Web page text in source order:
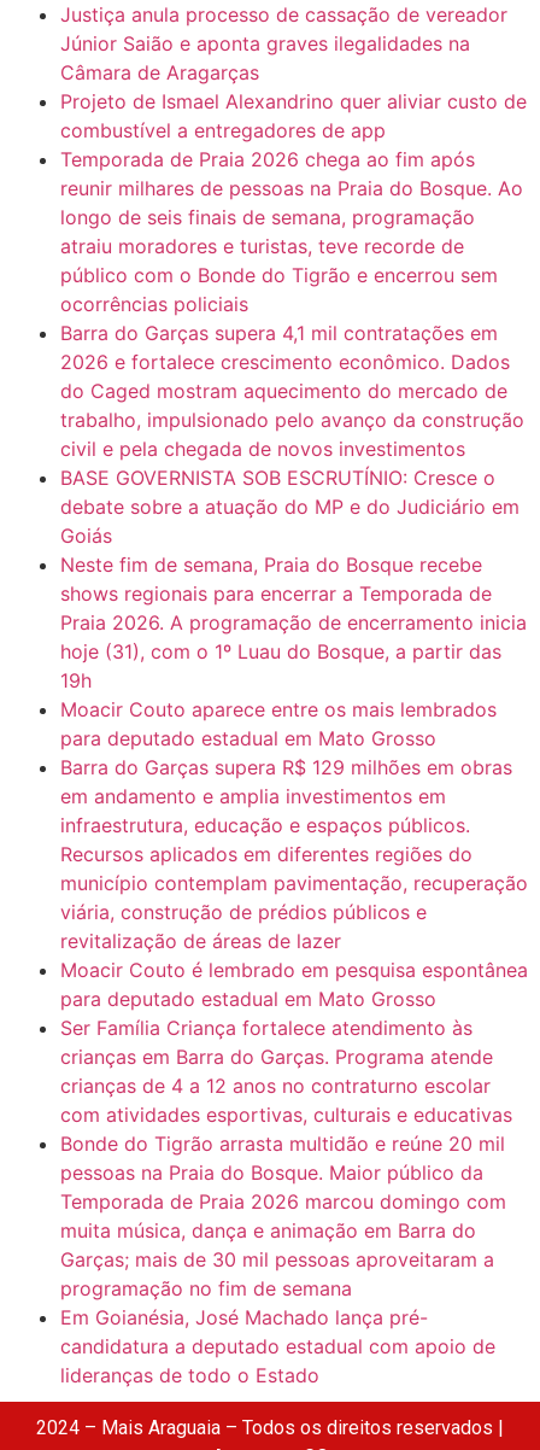
Justiça anula processo de cassação de vereador
Júnior Saião e aponta graves ilegalidades na
Câmara de Aragarças
Projeto de Ismael Alexandrino quer aliviar custo de
combustível a entregadores de app
Temporada de Praia 2026 chega ao fim após
reunir milhares de pessoas na Praia do Bosque. Ao
longo de seis finais de semana, programação
atraiu moradores e turistas, teve recorde de
público com o Bonde do Tigrão e encerrou sem
ocorrências policiais
Barra do Garças supera 4,1 mil contratações em
2026 e fortalece crescimento econômico. Dados
do Caged mostram aquecimento do mercado de
trabalho, impulsionado pelo avanço da construção
civil e pela chegada de novos investimentos
BASE GOVERNISTA SOB ESCRUTÍNIO: Cresce o
debate sobre a atuação do MP e do Judiciário em
Goiás
Neste fim de semana, Praia do Bosque recebe
shows regionais para encerrar a Temporada de
Praia 2026. A programação de encerramento inicia
hoje (31), com o 1º Luau do Bosque, a partir das
19h
Moacir Couto aparece entre os mais lembrados
para deputado estadual em Mato Grosso
Barra do Garças supera R$ 129 milhões em obras
em andamento e amplia investimentos em
infraestrutura, educação e espaços públicos.
Recursos aplicados em diferentes regiões do
município contemplam pavimentação, recuperação
viária, construção de prédios públicos e
revitalização de áreas de lazer
Moacir Couto é lembrado em pesquisa espontânea
para deputado estadual em Mato Grosso
Ser Família Criança fortalece atendimento às
crianças em Barra do Garças. Programa atende
crianças de 4 a 12 anos no contraturno escolar
com atividades esportivas, culturais e educativas
Bonde do Tigrão arrasta multidão e reúne 20 mil
pessoas na Praia do Bosque. Maior público da
Temporada de Praia 2026 marcou domingo com
muita música, dança e animação em Barra do
Garças; mais de 30 mil pessoas aproveitaram a
programação no fim de semana
Em Goianésia, José Machado lança pré-
candidatura a deputado estadual com apoio de
lideranças de todo o Estado
2024 – Mais Araguaia – Todos os direitos reservados |